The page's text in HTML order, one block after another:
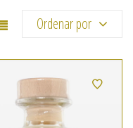
Ordenar por